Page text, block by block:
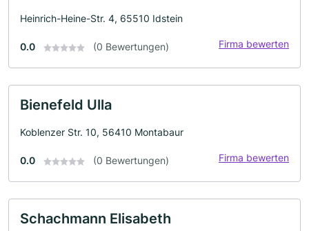
Heinrich-Heine-Str. 4, 65510 Idstein
0.0 (0 Bewertungen) Firma bewerten
Bienefeld Ulla
Koblenzer Str. 10, 56410 Montabaur
0.0 (0 Bewertungen) Firma bewerten
Schachmann Elisabeth